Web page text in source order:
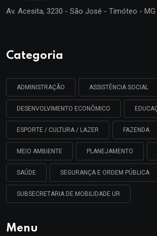
Av. Acesita, 3230 - São José - Timóteo - MG
Categoria
ADMINISTRAÇÃO ASSISTÊNCIA SOCIAL
DESENVOLVIMENTO ECONÔMICO
ESPORTE / CULTURA / LAZER FAZENDA
MEIO AMBIENTE PLANEJAMENTO
SAÚDE SEGURANÇA E ORDEM PÚBLICA
SUBSECRETARIA DE MOBILIDADE UR
Menu